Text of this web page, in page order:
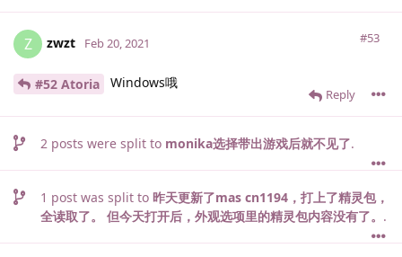
Z zwzt #53
Feb 20, 2021
#52 Atoria Windows哦
Reply
2 posts were split to monika选择带出游戏后就不见了.
1 post was split to 昨天更新了mas cn1194，打上了精灵包，
全读取了。 但今天打开后，外观选项里的精灵包内容没有了。 .